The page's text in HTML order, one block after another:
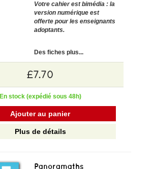
Votre cahier est bimédia : la
version numérique est
offerte pour les enseignants
adoptants.
Des fiches plus...
£7.70
En stock (expédié sous 48h)
Ajouter au panier
Plus de détails
Panoramaths